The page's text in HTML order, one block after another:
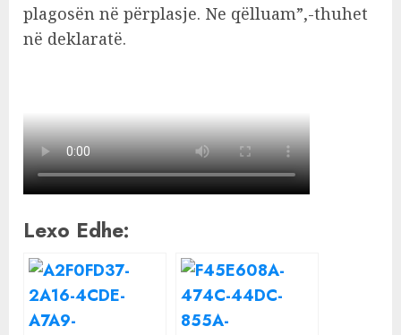
plagosën në përplasje. Ne qëlluam”,-thuhet
në deklaratë.
Lexo Edhe: